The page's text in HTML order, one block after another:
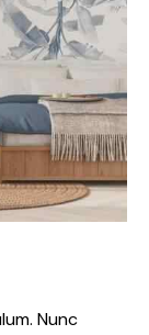
Nunc